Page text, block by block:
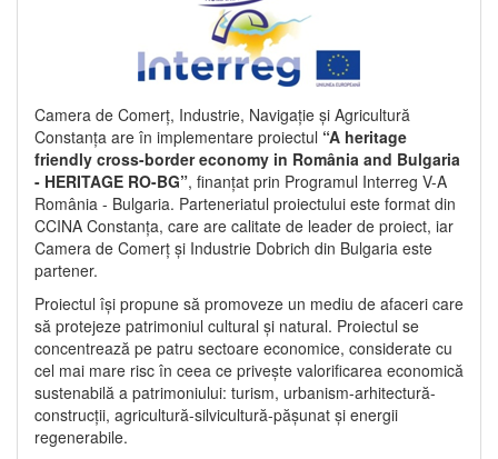
Camera de Comerț, Industrie, Navigație și Agricultură
Constanța are în implementare proiectul “A heritage
friendly cross-border economy in România and Bulgaria
- HERITAGE RO-BG”, finanțat prin Programul Interreg V-A
România - Bulgaria. Parteneriatul proiectului este format din
CCINA Constanța, care are calitate de leader de proiect, iar
Camera de Comerț și Industrie Dobrich din Bulgaria este
partener.
Proiectul își propune să promoveze un mediu de afaceri care
să protejeze patrimoniul cultural și natural. Proiectul se
concentrează pe patru sectoare economice, considerate cu
cel mai mare risc în ceea ce privește valorificarea economică
sustenabilă a patrimoniului: turism, urbanism-arhitectură-
construcții, agricultură-silvicultură-pășunat și energii
regenerabile.